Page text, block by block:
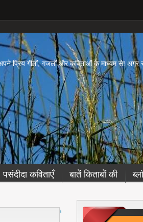
अपने प्रिय गीतों, गजलों और कविताओं के माध्यम से!
पसंदीदा कविताएँ बातें किताबों की
नई